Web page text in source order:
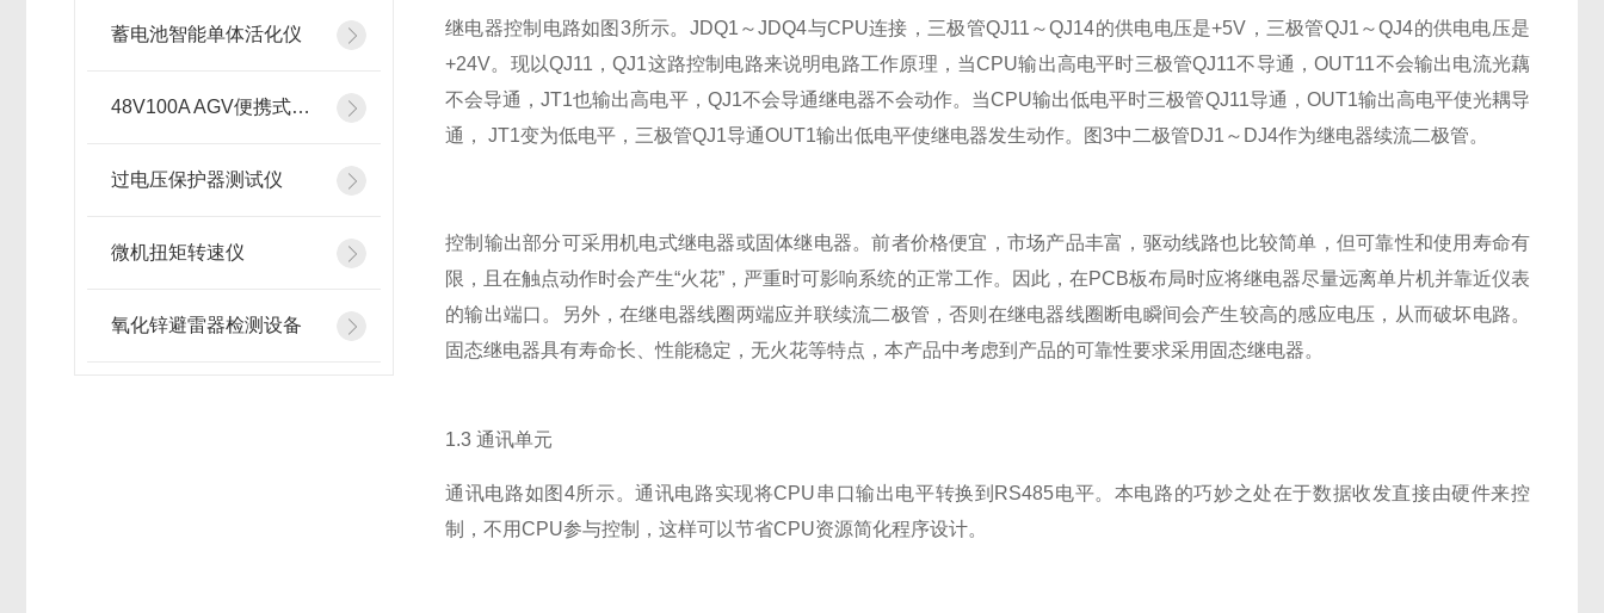
蓄电池智能单体活化仪
48V100A AGV便携式智能充电机
过电压保护器测试仪
微机扭矩转速仪
氧化锌避雷器检测设备
继电器控制电路如图3所示。JDQ1～JDQ4与CPU连接，三极管QJ11～QJ14的供电电压是+5V，三极管QJ1～QJ4的供电电压是
+24V。现以QJ11，QJ1这路控制电路来说明电路工作原理，当CPU输出高电平时三极管QJ11不导通，OUT11不会输出电流光藕
不会导通，JT1也输出高电平，QJ1不会导通继电器不会动作。当CPU输出低电平时三极管QJ11导通，OUT1输出高电平使光耦导
通， JT1变为低电平，三极管QJ1导通OUT1输出低电平使继电器发生动作。图3中二极管DJ1～DJ4作为继电器续流二极管。
控制输出部分可采用机电式继电器或固体继电器。前者价格便宜，市场产品丰富，驱动线路也比较简单，但可靠性和使用寿命有
限，且在触点动作时会产生“火花”，严重时可影响系统的正常工作。因此，在PCB板布局时应将继电器尽量远离单片机并靠近仪表
的输出端口。另外，在继电器线圈两端应并联续流二极管，否则在继电器线圈断电瞬间会产生较高的感应电压，从而破坏电路。
固态继电器具有寿命长、性能稳定，无火花等特点，本产品中考虑到产品的可靠性要求采用固态继电器。
1.3 通讯单元
通讯电路如图4所示。通讯电路实现将CPU串口输出电平转换到RS485电平。本电路的巧妙之处在于数据收发直接由硬件来控
制，不用CPU参与控制，这样可以节省CPU资源简化程序设计。